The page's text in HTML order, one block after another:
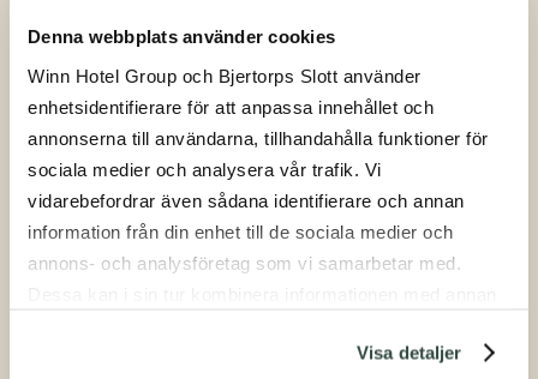
Denna webbplats använder cookies
Winn Hotel Group och Bjertorps Slott använder
enhetsidentifierare för att anpassa innehållet och
annonserna till användarna, tillhandahålla funktioner för
sociala medier och analysera vår trafik. Vi
vidarebefordrar även sådana identifierare och annan
information från din enhet till de sociala medier och
annons- och analysföretag som vi samarbetar med.
samlat in när du har använt deras tjänster.Visa detaljer
Julbord Middag